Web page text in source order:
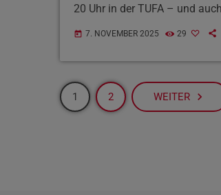
20 Uhr in der TUFA – und
Argentino
today 7. NOVEMBER 2025 29
1 2 WEITER navigate_next